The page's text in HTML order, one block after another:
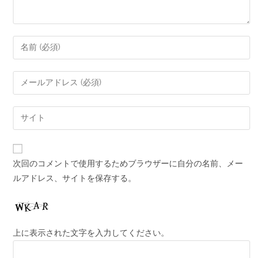
次回のコメントで使用するためブラウザーに自分の名前、メー
ルアドレス、サイトを保存する。
上に表示された文字を入力してください。